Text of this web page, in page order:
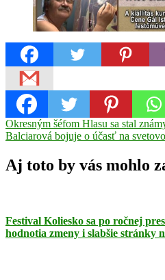
Fiľakovokino
OrbisMsKSRimavská
Lučenec
Navigácia
v
článku
Previous
Post:
Okresným šéfom Hlasu sa stal
Next
Balciarová bojuje o účasť na
Aj toto by vás mohlo
Festival Koliesko sa po ročnej
hodnotia zmeny i slabšie stránky